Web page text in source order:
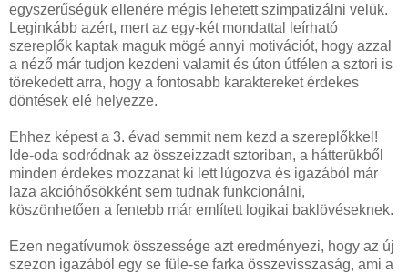
egyszerűségük ellenére mégis lehetett szimpatizálni velük.
Leginkább azért, mert az egy-két mondattal leírható
szereplők kaptak maguk mögé annyi motivációt, hogy azzal
a néző már tudjon kezdeni valamit és úton útfélen a sztori is
törekedett arra, hogy a fontosabb karaktereket érdekes
döntések elé helyezze.
Ehhez képest a 3. évad semmit nem kezd a szereplőkkel!
Ide-oda sodródnak az összeizzadt sztoriban, a hátterükből
minden érdekes mozzanat ki lett lúgozva és igazából már
laza akcióhősökként sem tudnak funkcionálni,
köszönhetően a fentebb már említett logikai baklövéseknek.
Ezen negatívumok összessége azt eredményezi, hogy az új
szezon igazából egy se füle-se farka összevisszaság, ami a